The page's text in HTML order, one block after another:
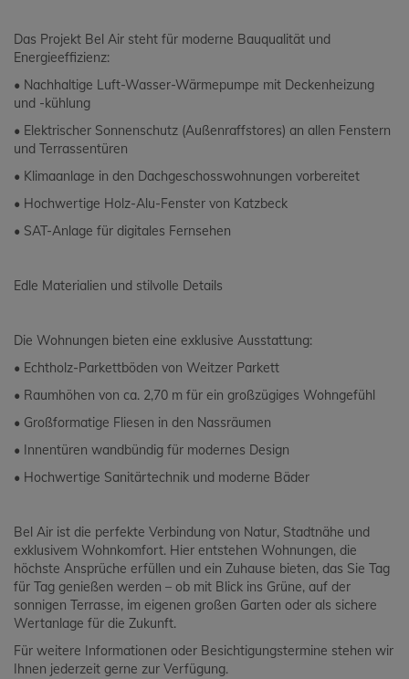
Das Projekt Bel Air steht für moderne Bauqualität und
Energieeffizienz:
• Nachhaltige Luft-Wasser-Wärmepumpe mit Deckenheizung
und -kühlung
• Elektrischer Sonnenschutz (Außenraffstores) an allen Fenstern
und Terrassentüren
• Klimaanlage in den Dachgeschosswohnungen vorbereitet
• Hochwertige Holz-Alu-Fenster von Katzbeck
• SAT-Anlage für digitales Fernsehen
Edle Materialien und stilvolle Details
Die Wohnungen bieten eine exklusive Ausstattung:
• Echtholz-Parkettböden von Weitzer Parkett
• Raumhöhen von ca. 2,70 m für ein großzügiges Wohngefühl
• Großformatige Fliesen in den Nassräumen
• Innentüren wandbündig für modernes Design
• Hochwertige Sanitärtechnik und moderne Bäder
Bel Air ist die perfekte Verbindung von Natur, Stadtnähe und
exklusivem Wohnkomfort. Hier entstehen Wohnungen, die
höchste Ansprüche erfüllen und ein Zuhause bieten, das Sie Tag
für Tag genießen werden – ob mit Blick ins Grüne, auf der
sonnigen Terrasse, im eigenen großen Garten oder als sichere
Wertanlage für die Zukunft.
Für weitere Informationen oder Besichtigungstermine stehen wir
Ihnen jederzeit gerne zur Verfügung.